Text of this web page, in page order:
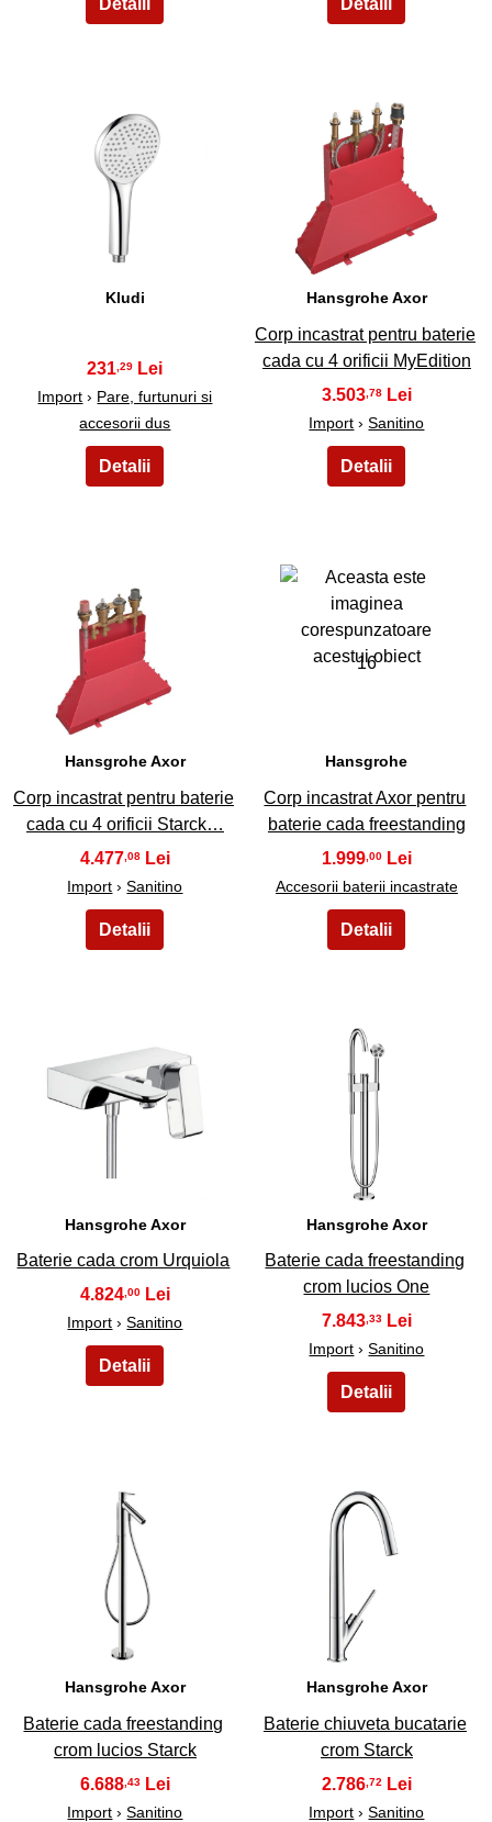
13
Kludi
231 ,29
Import › Pare, furtunuri si
accesorii dus
14
Hansgrohe Axor
Corp incastrat pentru baterie
cada cu 4 orificii MyEdition
3.503 ,78
Import ›Sanitino
15
Hansgrohe Axor
Corp incastrat pentru baterie
cada cu 4 orificii Starck…
4.477,08
Import ›Sanitino
16
Hansgrohe
Corp incastrat Axor pentru
baterie cada freestanding
1.999,00
Accesorii baterii incastrate
17
Hansgrohe Axor
Baterie cada crom Urquiola
4.824 ,00
Import ›Sanitino
Hansgrohe Axor
Baterie cada freestanding
crom lucios One
7.843 ,33
Import ›Sanitino
Hansgrohe Axor
Baterie cada freestanding
crom lucios Starck
6.688 ,43
Import ›Sanitino
20
Hansgrohe Axor
Baterie chiuveta bucatarie
crom Starck
2.786,72
Import ›Sanitino